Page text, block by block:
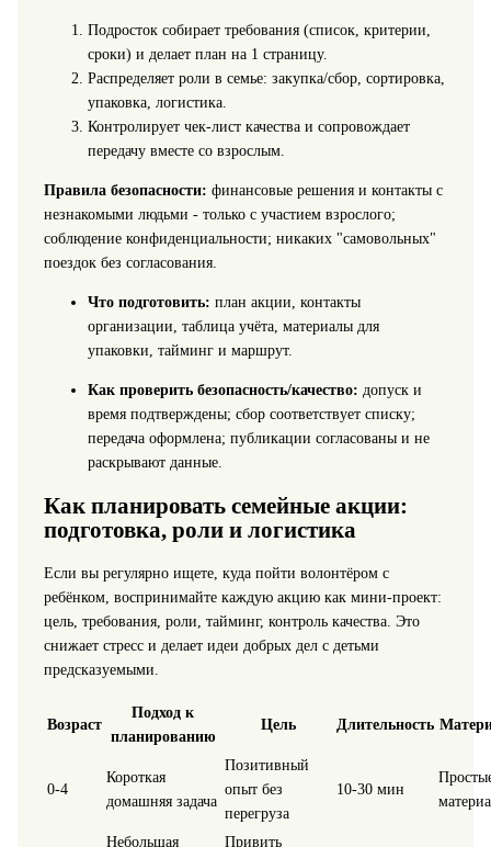
Подросток собирает требования (список, критерии,
сроки) и делает план на 1 страницу.
Распределяет роли в семье: закупка/сбор, сортировка,
упаковка, логистика.
Контролирует чек-лист качества и сопровождает
передачу вместе со взрослым.
Правила безопасности: финансовые решения и контакты с
незнакомыми людьми - только с участием взрослого;
соблюдение конфиденциальности; никаких "самовольных"
поездок без согласования.
Что подготовить: план акции, контакты
организации, таблица учёта, материалы для
упаковки, тайминг и маршрут.
Как проверить безопасность/качество: допуск и
время подтверждены; сбор соответствует списку;
передача оформлена; публикации согласованы и не
раскрывают данные.
Как планировать семейные акции:
подготовка, роли и логистика
Если вы регулярно ищете, куда пойти волонтёром с
ребёнком, воспринимайте каждую акцию как мини-проект:
цель, требования, роли, тайминг, контроль качества. Это
снижает стресс и делает идеи добрых дел с детьми
предсказуемыми.
Возраст
Подход к
планированию
Цель Длительность
0-4
Короткая
домашняя задача
Позитивный
опыт без
перегруза
10-30 мин
Небольшая Привить